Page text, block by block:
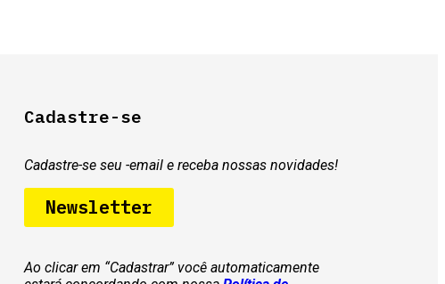
Cadastre-se
Cadastre-se seu -email e receba nossas novidades!
Newsletter
Ao clicar em “Cadastrar” você automaticamente